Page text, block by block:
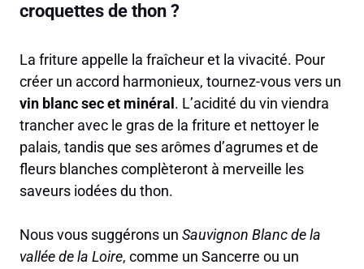
croquettes de thon ?
La friture appelle la fraîcheur et la vivacité. Pour
créer un accord harmonieux, tournez-vous vers un
vin blanc sec et minéral . L’acidité du vin viendra
trancher avec le gras de la friture et nettoyer le
palais, tandis que ses arômes d’agrumes et de
fleurs blanches complèteront à merveille les
saveurs iodées du thon.
Nous vous suggérons un Sauvignon Blanc de la
vallée de la Loire, comme un Sancerre ou un